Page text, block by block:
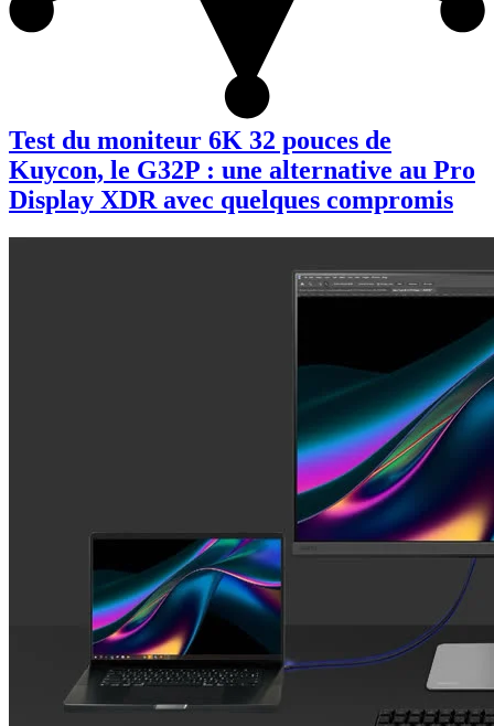
Test du moniteur 6K 32 pouces de
Kuycon, le G32P : une alternative au Pro
Display XDR avec quelques compromis